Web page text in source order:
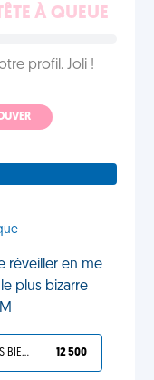
À QUEUE
profil. Joli !
réveiller en me
plus bizarre
TU L'AS BIEN MÉRITÉ 12 500